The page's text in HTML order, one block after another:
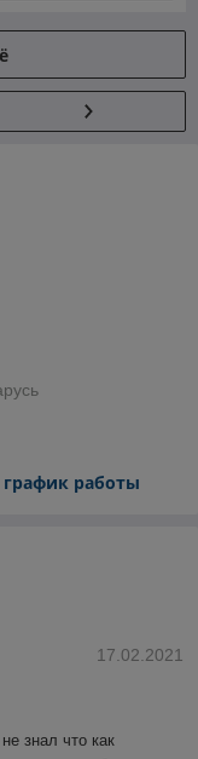
график работы
17.02.2021
знал что как